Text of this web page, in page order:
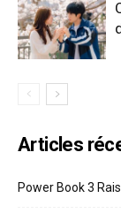
Articles
Power Book 3